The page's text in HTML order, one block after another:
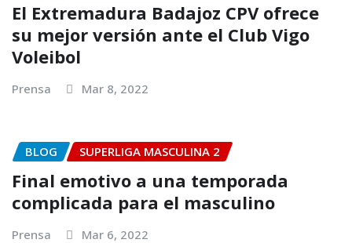
El Extremadura Badajoz CPV ofrece
su mejor versión ante el Club Vigo
Voleibol
Prensa Mar 8, 2022
BLOG SUPERLIGA MASCULINA 2
Final emotivo a una temporada
complicada para el masculino
Prensa Mar 6, 2022